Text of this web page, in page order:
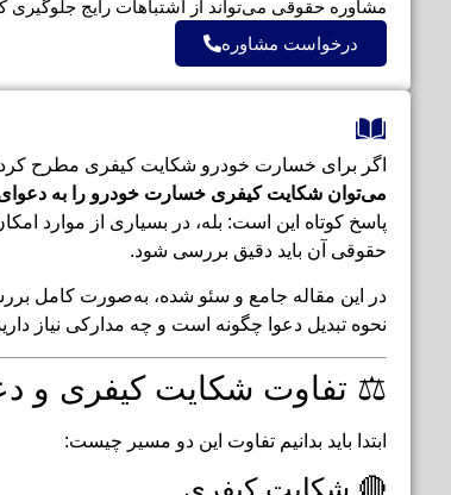
مشاوره حقوقی می‌تواند از اشتباهات رایج جلوگیری
درخواست مشاوره
اگر برای خسارت خودرو شکایت کیفری مطرح
می‌توان شکایت کیفری خسارت خودرو را به
پاسخ کوتاه این است: بله، در بسیاری از موارد
حقوقی آن باید دقیق بررسی شود.
در این مقاله جامع و سئو شده، به‌صورت کامل
نحوه تبدیل دعوا چگونه است و چه مدارکی نیاز
⚖️ تفاوت شکایت کیفری و
ابتدا باید بدانیم تفاوت این دو مسیر چیست: